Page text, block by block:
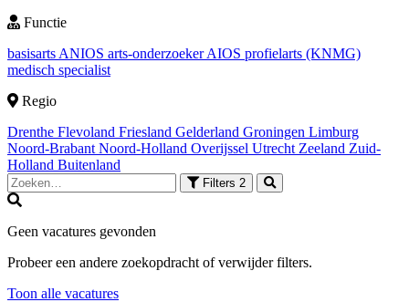
Functie
basisarts ANIOS arts-onderzoekerAIOS profielarts (KNMG)
medisch specialist
Regio
Drenthe Flevoland Friesland Gelderland Groningen Limburg
Noord-Brabant Noord-Holland Overijssel Utrecht Zeeland Zuid-
Holland Buitenland
Filters 2
Geen vacatures gevonden
Probeer een andere zoekopdracht of verwijder filters.
Toon alle vacatures